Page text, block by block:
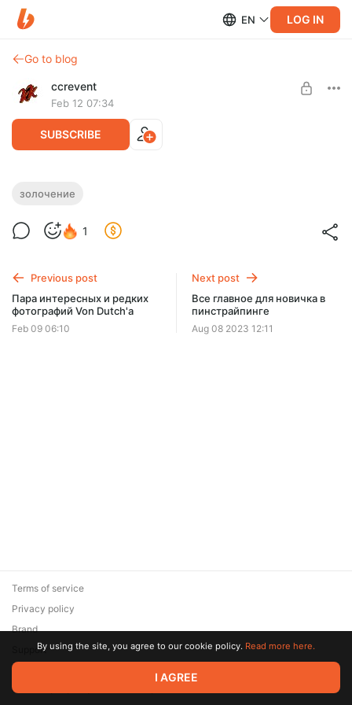
EN LOG IN
Go to blog
ccrevent
Feb 12 07:34
SUBSCRIBE
Техника золочения Automotive Gold
Auto Kustom Series 2004
субтитрами отвечает на все вопросы по технике goldleafing
золочение
1
Previous post
Пара интересных и редких
фотографий Von Dutch'a
Feb 09 06:10
Next post
Все главное для новичка в
пинстрайпинге
Aug 08 2023 12:11
© 2026 Zaya Solutions Limited. All rights reserved. All trademarks
are the property of their respective owners.
Terms of service
Privacy policy
Brand
SupportBy using the site, you agree to our cookie policy. Read more here.
I AGREE